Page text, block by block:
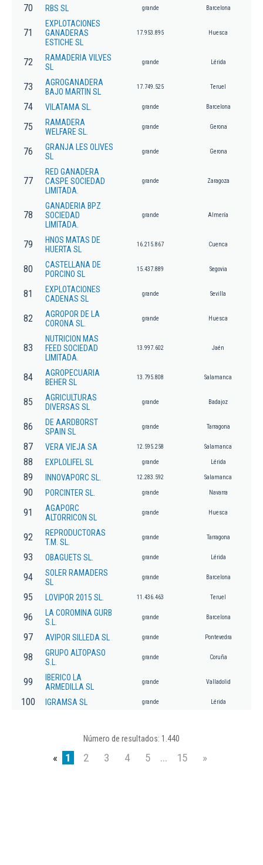
70 RBS SL grande Barcelona
71
EXPLOTACIONES
GANADERAS
ESTICHE SL
17.953.895 Huesca
72
RAMADERIA VILVES
SL
grande Lérida
73
AGROGANADERA
BAJO MARTIN SL
17.749.525 Teruel
74 VILATAMA SL. grande Barcelona
75
RAMADERA
WELFARE SL.
grande Gerona
76
GRANJA LES OLIVES
SL
grande Gerona
77
RED GANADERA
CASPE SOCIEDAD
LIMITADA.
grande Zaragoza
78
GANADERIA BPZ
SOCIEDAD
LIMITADA.
grande Almería
79
HNOS MATAS DE
HUERTA SL
16.215.867 Cuenca
80
CASTELLANA DE
PORCINO SL
15.437.889 Segovia
81
EXPLOTACIONES
CADENAS SL
grande Sevilla
82
AGROPOR DE LA
CORONA SL.
grande Huesca
83
NUTRICION MAS
FEED SOCIEDAD
LIMITADA.
13.997.602 Jaén
84
AGROPECUARIA
BEHER SL
13.795.808 Salamanca
85
AGRICULTURAS
DIVERSAS SL
grande Badajoz
86
DE AARDBORST
SPAIN SL
grande Tarragona
87 VERA VIEJA SA 12.595.258 Salamanca
88 EXPLOLIFEL SL grande Lérida
89 INNOVAPORC SL. 12.283.592 Salamanca
90 PORCINTER SL. grande Navarra
91
AGAPORC
ALTORRICON SL
grande Huesca
92
REPRODUCTORAS
T.M. SL.
grande Tarragona
93 OBAGUETS SL. grande Lérida
94
SOLER RAMADERS
SL
grande Barcelona
95 LOVIPOR 2015 SL. 11.436.463 Teruel
96
LA COROMINA GURB
S.L.
grande Barcelona
97 AVIPOR SILLEDA SL grande Pontevedra
98
GRUPO ALTOPASO
S.L.
grande Coruña
99
IBERICO LA
ARMEDILLA SL
grande Valladolid
100 IGRAMSA SL grande Lérida
Número de resultados: 1.440
« 1 2 3 4 5 ... 15 »